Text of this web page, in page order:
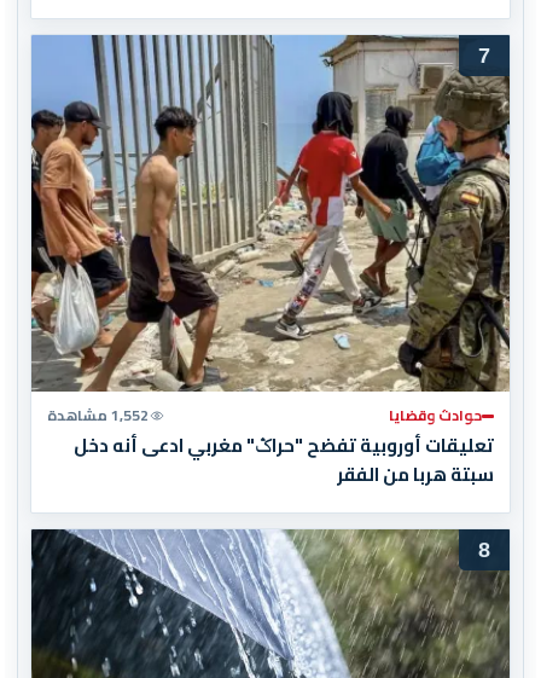
7
حوادث وقضايا 1,552 مشاهدة
تعليقات أوروبية تفضح "حراݣ" مغربي ادعى أنه دخل
سبتة هربا من الفقر
8